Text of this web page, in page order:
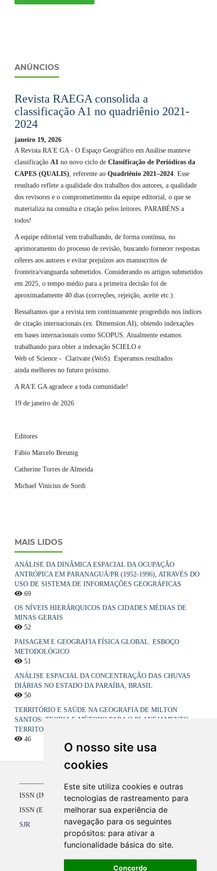
O nosso site usa
cookies
Este site utiliza cookies e outras
tecnologias de rastreamento para
melhorar sua experiência de
navegação para os seguintes
propósitos: para ativar a
funcionalidade básica do site.
Concordo
ANÚNCIOS
Revista RAEGA consolida a
classificação A1 no quadriênio 2021-
2024
janeiro 19, 2026
A Revista RA'E GA - O Espaço Geográfico em Análise manteve
classificação A1 no novo ciclo de Classificação de Periódicos da
CAPES (QUALIS) , referente ao Quadriênio 2021–2024 . Esse
resultado reflete a qualidade dos trabalhos dos autores, a qualidade
dos revisores e o comprometimento da equipe editorial, o que se
materializa na consulta e citação pelos leitores. PARABÉNS a
todos!
A equipe editorial vem trabalhando, de forma contínua, no
aprimoramento do processo de revisão, buscando fornecer respostas
céleres aos autores e evitar prejuízos aos manuscritos de
fronteira/vanguarda submetidos. Considerando os artigos submetidos
em 2025, o tempo médio para a primeira decisão foi de
aproximadamente 40 dias (correções, rejeição, aceite etc.).
Ressaltamos que a revista tem continuamente progredido nos índices
de citação internacionais (ex. Dimension AI), obtendo indexações
em bases internacionais como SCOPUS. Atualmente estamos
trabalhando para obter a indexação SCIELO e
Web of Science - Clarivate (WoS). Esperamos resultados
ainda melhores no futuro próximo.
A RA'E GA agradece a toda comunidade!
19 de janeiro de 2026
Editores
Fábio Marcelo Breunig
Catherine Torres de Almeida
Michael Vinicius de Sordi
MAIS LIDOS
ANÁLISE DA DINÂMICA ESPACIAL DA OCUPAÇÃO
ANTRÓPICA EM PARANAGUÁ/PR (1952-1996), ATRAVÉS DO
USO DE SISTEMA DE INFORMAÇÕES GEOGRÁFICAS
69
OS NÍVEIS HIERÁRQUICOS DAS CIDADES MÉDIAS DE
MINAS GERAIS
52
PAISAGEM E GEOGRAFIA FÍSICA GLOBAL. ESBOÇO
METODOLÓGICO
51
ANÁLISE ESPACIAL DA CONCENTRAÇÃO DAS CHUVAS
DIÁRIAS NO ESTADO DA PARAÍBA, BRASIL
50
TERRITÓRIO E SAÚDE NA GEOGRAFIA DE MILTON
SANTOS: TEORIA E MÉTODO PARA O PLANEJAMENTO
TERRITORIAL DO SISTEMA ÚNICO DE SAÚDE NO BRASIL
46
ISSN (IMPRESSO) 1516-4136 até 2008
ISSN (ELETRÔNICO) 2177-2738 a partir de 2009
SJR